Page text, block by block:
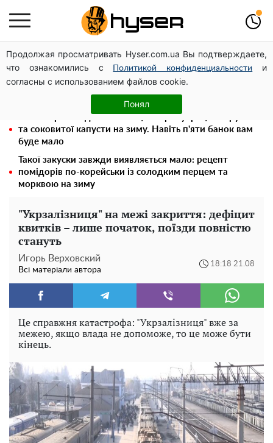
Продолжая просматривать Hyser.com.ua Вы подтверждаете,
что ознакомились с
Политикой конфиденциальности
и
согласны с использованием файлов cookie.
Понял
Олена Тополя злив відео – це далеко не все: фронтмен
"Антитіла" Тарас Тополя став наступним
Повністю гола Анна Трінчер блиснула "принадами":
таких розмірів ви ще не бачили
та соковитої капусти на зиму. Навіть п'яти банок вам
буде мало
Такої закуски завжди виявляється мало: рецепт
помідорів по-корейськи із солодким перцем та
морквою на зиму
"Укрзалізниця" на межі закриття: дефіцит
квитків – лише початок, поїзди повністю
стануть
Игорь Верховский
Всі матеріали автора
18:18 21.08
Це справжня катастрофа: "Укрзалізниця" вже за
межею, якщо влада не допоможе, то це може бути
кінець.